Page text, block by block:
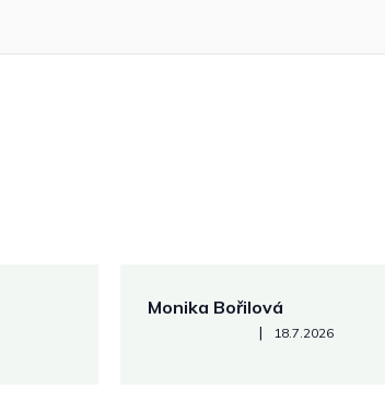
Monika Bořilová
Hodnocení obchodu je 5 z 5
| 18.7.2026